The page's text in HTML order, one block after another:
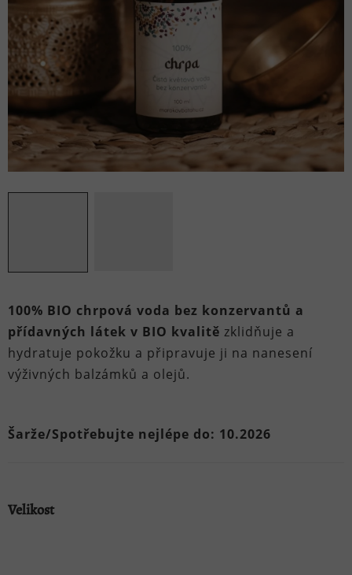
100% BIO chrpová voda bez konzervantů a
přídavných látek v BIO kvalitě zklidňuje a
hydratuje pokožku a připravuje ji na nanesení
výživných balzámků a olejů.
Šarže/Spotřebujte nejlépe do: 10.2026
Velikost